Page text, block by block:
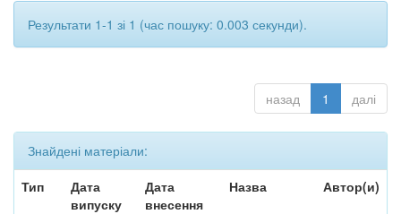
Результати 1-1 зі 1 (час пошуку: 0.003 секунди).
назад 1 далі
Знайдені матеріали:
Тип
Дата
випуску
Дата
внесення
Назва Автор(и)